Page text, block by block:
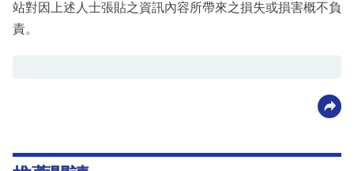
站對因上述人士張貼之資訊內容所帶來之損失或損害概不負
責。